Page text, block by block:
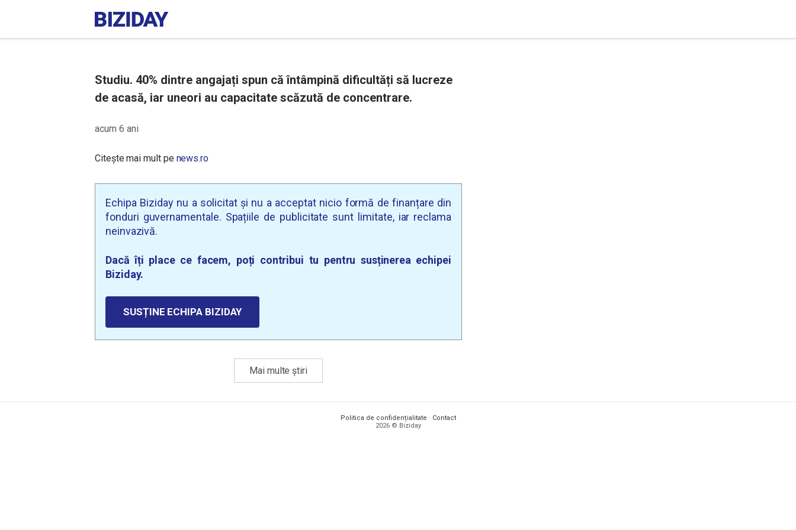
Studiu. 40% dintre angajați spun că întâmpină dificultăți să lucreze
de acasă, iar uneori au capacitate scăzută de concentrare.
acum 6 ani
Citește mai mult pe news.ro
Echipa Biziday nu a solicitat și nu a acceptat nicio formă de finanțare din
fonduri guvernamentale. Spațiile de publicitate sunt limitate, iar reclama
neinvazivă.
Dacă îți place ce facem, poți contribui tu pentru susținerea echipei
Biziday.
SUSȚINE ECHIPA BIZIDAY
Mai multe știri
Politica de confidențialitate · Contact
2026 © Biziday